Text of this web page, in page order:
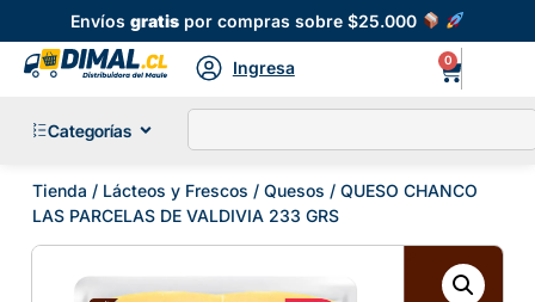
Envíosgratis por compras sobre $25.000
Ingresa 0
Categorías
Tienda / Lácteos y Frescos / Quesos / QUESO CHANCO
LAS PARCELAS DE VALDIVIA 233 GRS